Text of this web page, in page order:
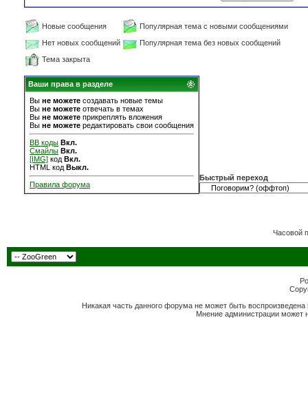
Новые сообщения
Популярная тема с новыми сообщениями
Нет новых сообщений
Популярная тема без новых сообщений
Тема закрыта
Ваши права в разделе
Вы не можете создавать новые темы
Вы не можете отвечать в темах
Вы не можете прикреплять вложения
Вы не можете редактировать свои сообщения
BB коды Вкл.
Смайлы Вкл.
[IMG] код Вкл.
HTML код Выкл.
Правила форума
Быстрый переход
Часовой
Никакая часть данного форума не может быть
Мнение администрации может